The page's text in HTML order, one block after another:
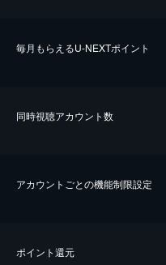
毎⽉もらえるU-NEXTポイント
同時視聴アカウント数
アカウントごとの機能制限設定
ポイント還元